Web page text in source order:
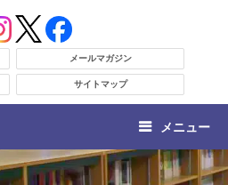
メールマガジン
サイトマップ
メニュー